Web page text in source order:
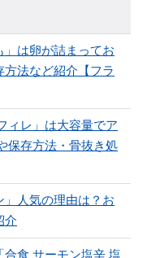
」は卵が詰まってお
法など紹介【フラ
ィレ」は大容量でア
保存方法・骨抜き処
」人気の理由は？お
介
合食 サーモン塩辛 塩